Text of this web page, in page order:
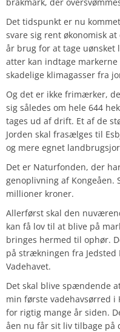
Det tidspunkt er nu
svare sig rent økonomisk
år brug for at tage
atter kan indtage
skadelige klimagasser fra
Og det er ikke frimærker,
sig således om hele 644
tages ud af drift. Et af de
Jorden skal frasælges til
og mere egnet
Det er Naturfonden, der
genoplivning af Kongeåen.
millioner kroner.
Allerførst skal den
kan få lov til at blive på
bringes hermed til ophør.
på strækningen fra
Vadehavet.
Det skal blive spændende
min første vadehavsørred i
for rigtig mange år siden.
åen nu får sit liv tilbage på